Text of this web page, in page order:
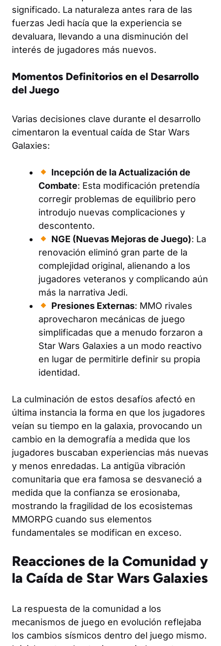
significado. La naturaleza antes rara de las
fuerzas Jedi hacía que la experiencia se
devaluara, llevando a una disminución del
interés de jugadores más nuevos.
Momentos Definitorios en el Desarrollo
del Juego
Varias decisiones clave durante el desarrollo
cimentaron la eventual caída de Star Wars
Galaxies:
Incepción de la Actualización de
Combate: Esta modificación pretendía
corregir problemas de equilibrio pero
introdujo nuevas complicaciones y
descontento.
NGE (Nuevas Mejoras de Juego): La
renovación eliminó gran parte de la
complejidad original, alienando a los
jugadores veteranos y complicando aún
más la narrativa Jedi.
Presiones Externas: MMO rivales
aprovecharon mecánicas de juego
simplificadas que a menudo forzaron a
Star Wars Galaxies a un modo reactivo
en lugar de permitirle definir su propia
identidad.
La culminación de estos desafíos afectó en
última instancia la forma en que los jugadores
veían su tiempo en la galaxia, provocando un
cambio en la demografía a medida que los
jugadores buscaban experiencias más nuevas
y menos enredadas. La antigüa vibración
comunitaria que era famosa se desvaneció a
medida que la confianza se erosionaba,
mostrando la fragilidad de los ecosistemas
MMORPG cuando sus elementos
fundamentales se modifican en exceso.
Reacciones de la Comunidad y
la Caída de Star Wars Galaxies
La respuesta de la comunidad a los
mecanismos de juego en evolución reflejaba
los cambios sísmicos dentro del juego mismo.